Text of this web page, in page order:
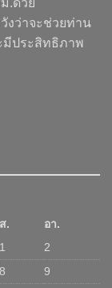
.ด้วย
งว่าจะช่วยท่าน
มีประสิทธิภาพ
ส.
อา.
1
2
8
9